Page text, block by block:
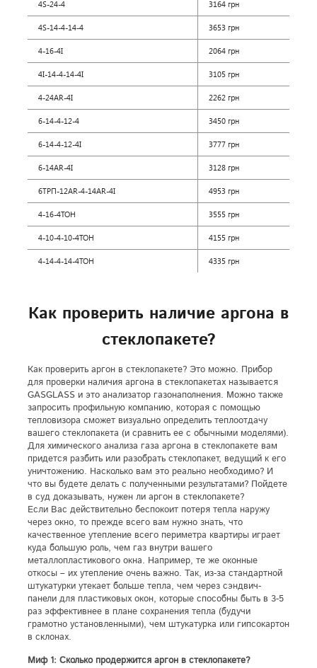
4S-24-4 3164 грн
4S-14-4-14-4 3653 грн
4-16-4I 2064 грн
4I-14-4-14-4I 3105 грн
4-24AR-4I 2262 грн
6-14-4-12-4 3450 грн
6-14-4-12-4I 3777 грн
6-14AR-4I 3128 грн
6ТРП-12AR-4-14AR-4I 4953 грн
4-16-4ТОН 3555 грн
4-10-4-10-4ТОН 4155 грн
4-14-4-14-4ТОН 4335 грн
Как проверить наличие аргона в
стеклопакете?
Как проверить аргон в стеклопакете? Это можно. Прибор
для проверки наличия аргона в стеклопакетах называется
GASGLASS и это анализатор газонаполнения. Можно также
запросить профильную компанию, которая с помощью
тепловизора сможет визуально определить теплоотдачу
вашего стеклопакета (и сравнить ее с обычными моделями).
Для химического анализа газа аргона в стеклопакете вам
придется разбить или разобрать стеклопакет, ведущий к его
уничтожению. Насколько вам это реально необходимо? И
что вы будете делать с полученными результатами? Пойдете
в суд доказывать, нужен ли аргон в стеклопакете?
Если Вас действительно беспокоит потеря тепла наружу
через окно, то прежде всего вам нужно знать, что
качественное утепление всего периметра квартиры играет
куда большую роль, чем газ внутри вашего
металлопластикового окна. Например, те же оконные
откосы – их утепление очень важно. Так, из-за стандартной
штукатурки утекает больше тепла, чем через сэндвич-
панели для пластиковых окон, которые способны быть в 3-5
раз эффективнее в плане сохранения тепла (будучи
грамотно установленными), чем штукатурка или гипсокартон
в склонах.
Миф 1: Сколько продержится аргон в стеклопакете?